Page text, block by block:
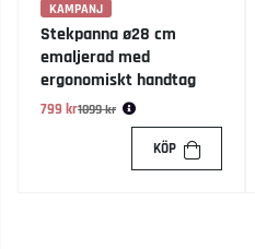
KAMPANJ
Stekpanna ø28 cm
emaljerad med
ergonomiskt handtag
799 kr
Ordinarie pris:
1099 kr
KÖP